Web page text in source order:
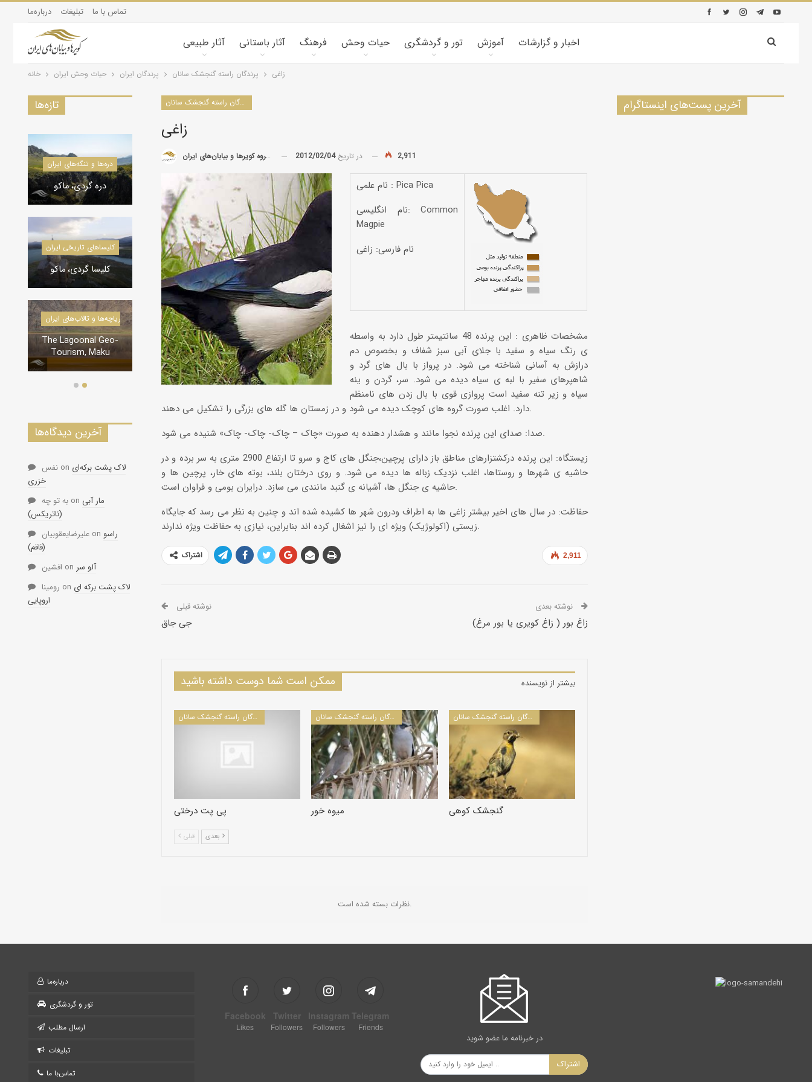
درباره‌ما تبلیغات تماس با ما
آثار طبیعی آثار باستانی فرهنگ حیات وحش تور و گردشگری آموزش اخبار و گزارشات
خانه حیات وحش ایران پرندگان ایران پرندگان راسته گنجشک سانان زاغی
پرندگان راسته گنجشک سانان
زاغی
توسط گروه کویرها و بیابان‌های ایران در تاریخ2012/02/04 2,911
نام علمی : Pica Pica
نام انگلیسی: Common
Magpie
نام فارسی: زاغی
مشخصات ظاهری : این پرنده 48 سانتیمتر طول دارد به واسطه
ی رنگ سیاه و سفید با جلای آبی سبز شفاف و بخصوص دم
درازش به آسانی شناخته می شود. در پرواز با بال های گرد و
شاهپرهای سفیر با لبه ی سیاه دیده می شود. سر، گردن و ینه
سیاه و زیر تنه سفید است پروازی قوی با بال زدن های نامنظم
دارد. اغلب صورت گروه های کوچک دیده می شود و در زمستان ها گله های بزرگی را تشکیل می دهند.
صدا: صدای این پرنده نجوا مانند و هشدار دهنده به صورت «چاک – چاک- چاک- چاک» شنیده می شود.
زیستگاه: این پرنده درکشتزارهای مناطق باز دارای پرچین،جنگل های کاج و سرو تا ارتفاع 2900 متری به سر برده و در
حاشیه ی شهرها و روستاها، اغلب نزدیک زباله ها دیده می شود. و روی درختان بلند، بوته های خار، پرچین ها و
حاشیه ی جنگل ها، آشیانه ی گنبد مانندی می سازد. درایران بومی و فراوان است.
حفاظت: در سال های اخیر بیشتر زاغی ها به اطراف ودرون شهر ها کشیده شده اند و چنین به نظر می رسد که جایگاه
زیستی (اکولوژیک) ویژه ای را نیز اشغال کرده اند بنابراین، نیازی به حفاظت ویژه ندارند.
2,911 اشتراک
نوشته قبلی
جی جاق زاغ بور ( زاغ کویری یا بور مرغ)
ممکن است شما دوست داشته باشید بیشتر از نویسنده
پرندگان راسته گنجشک سانان
پی پت درختی
پرندگان راسته گنجشک سانان
میوه خور
پرندگان راسته گنجشک سانان
گنجشک کوهی
قبلی
نظرات بسته شده است.
آخرین پست‌های اینستاگرام تازه‌ها
دره‌ها و تنگه‌های ایران
دره گردی، ماکو
کلیسا‌های تاریخی ایران
کلیسا گردی، ماکو
درياچه‌‌ها و تالاب‌های ایران
The Lagoonal Geo-
Tourism, Maku
کویرشناسی
طوفان شن و راهکارها
کاروانسراها و قلعه‌های استان یزد
کاروانسرای رباط زین
الدین، مهریز
دره‌ها و تنگه‌های ایران
تنگه لی لی، دورود
آخرین دیدگاه‌ها
نفس on لاک پشت برکه‌ای
خزری
به تو چه on مار آبی
(ناتریکس)
علیرضایعقوبیان on راسو
(قاقم)
افشین on آلو سر
رومینا on لاک پشت برکه ای
اروپایی
درباره‌ما
تور و گردشگری
ارسال مطلب
تبلیغات
تماس‌با ما
Facebook
Likes
Twitter
Followers
Instagram
Followers
Telegram
Friends
در خبرنامه ما عضو شوید
اشتراک